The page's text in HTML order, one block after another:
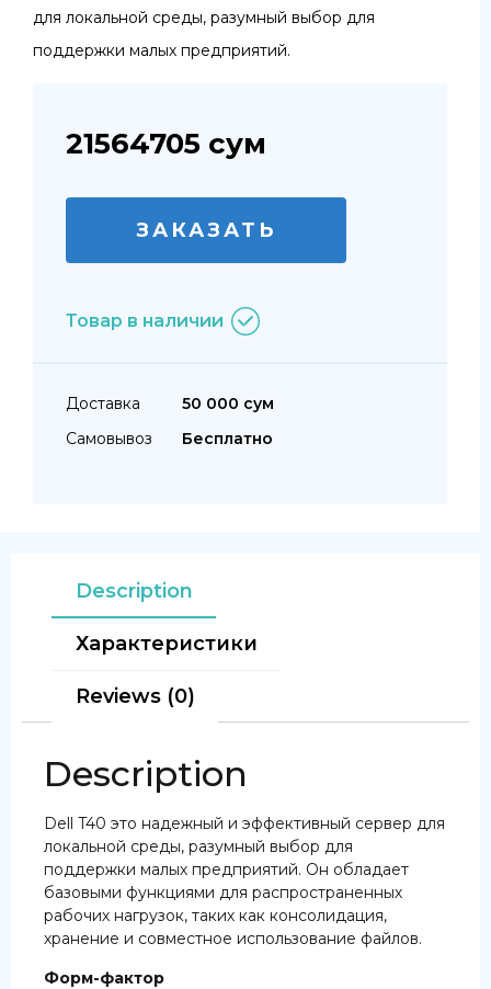
для локальной среды, разумный выбор для
поддержки малых предприятий.
21564705 сум
ЗАКАЗАТЬ
Товар в наличии
Доставка
50 000 сум
Самовывоз
Бесплатно
Description
Характеристики
Reviews (0)
Description
Dell T40 это надежный и эффективный сервер для
локальной среды, разумный выбор для
поддержки малых предприятий. Он обладает
базовыми функциями для распространенных
рабочих нагрузок, таких как консолидация,
хранение и совместное использование файлов.
Форм-фактор